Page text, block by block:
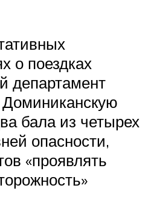
о поездках
департамент
бала из четырех
опасности,
«проявлять